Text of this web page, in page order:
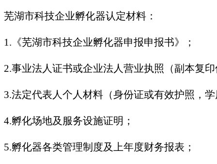
芜湖市科技企业孵化器认定材料：
1.《芜湖市科技企业孵化器申报申报书》；
2.事业法人证书或企业法人营业执照（副本复
3.法定代表人个人材料（身份证或有效护照，
4.孵化场地及服务设施证明；
5.孵化器各类管理制度及上年度财务报表；